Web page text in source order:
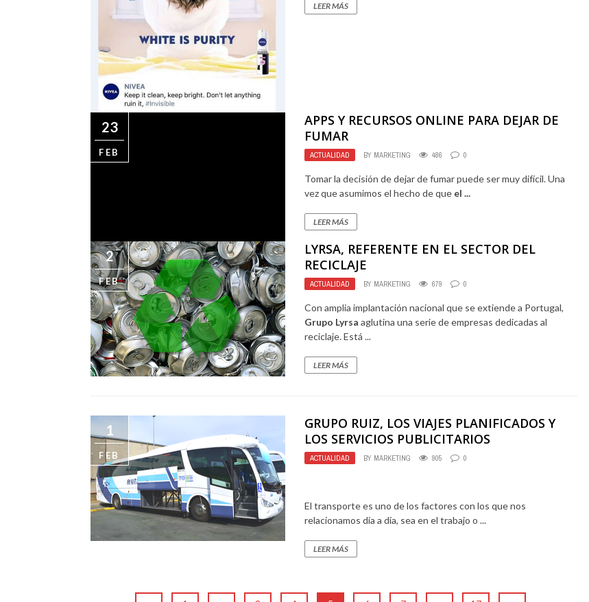
LEER MÁS
23
FEB
APPS Y RECURSOS ONLINE PARA DEJAR DE
FUMAR
ACTUALIDAD BY MARKETING 486 0
Tomar la decisión de dejar de fumar puede ser muy difícil. Una
vez que asumimos el hecho de que el ...
LEER MÁS
2
FEB
LYRSA, REFERENTE EN EL SECTOR DEL
RECICLAJE
ACTUALIDAD BY MARKETING 679 0
Con amplia implantación nacional que se extiende a Portugal,
Grupo Lyrsa aglutina una serie de empresas dedicadas al
reciclaje. Está ...
LEER MÁS
1
FEB
GRUPO RUIZ, LOS VIAJES PLANIFICADOS Y
LOS SERVICIOS PUBLICITARIOS
ACTUALIDAD BY MARKETING 905 0
El transporte es uno de los factores con los que nos
relacionamos día a día, sea en el trabajo o ...
LEER MÁS